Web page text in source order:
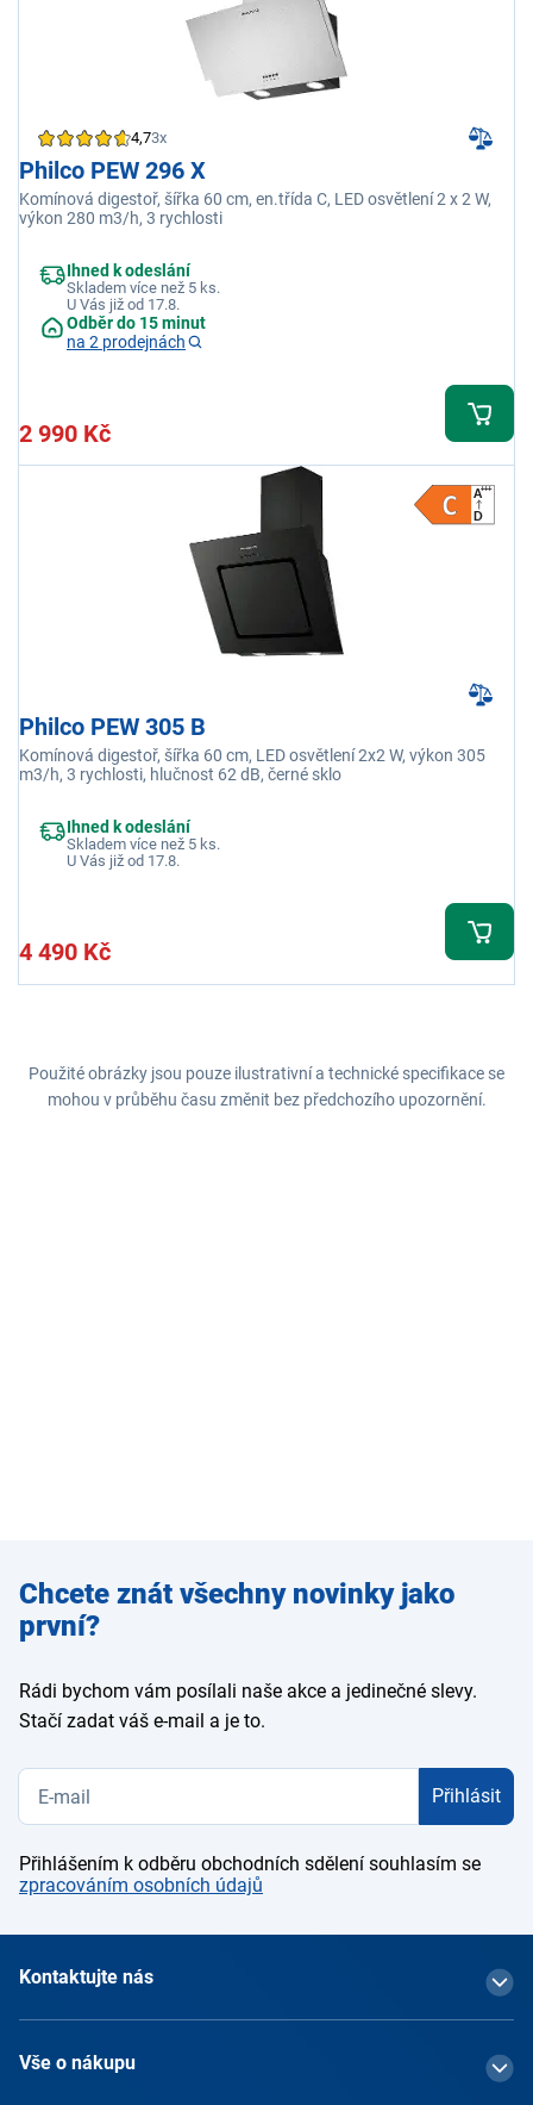
4,73x
Philco PEW 296 X
Komínová digestoř, šířka 60 cm, en.třída C, LED osvětlení 2 x 2 W,
výkon 280 m3/h, 3 rychlosti
Ihned k odeslání
Skladem více než 5 ks.
U Vás již od 17.8.
Odběr do 15 minut
na 2 prodejnách
2 990 Kč
Philco PEW 305 B
Komínová digestoř, šířka 60 cm, LED osvětlení 2x2 W, výkon 305
m3/h, 3 rychlosti, hlučnost 62 dB, černé sklo
Ihned k odeslání
Skladem více než 5 ks.
U Vás již od 17.8.
4 490 Kč
Použité obrázky jsou pouze ilustrativní a technické specifikace se
mohou v průběhu času změnit bez předchozího upozornění.
Zadejte
e-mail
Chcete znát všechny novinky jako
první?
Rádi bychom vám posílali naše akce a jedinečné slevy.
Stačí zadat váš e-mail a je to.
Přihlásit
Přihlášením k odběru obchodních sdělení souhlasím se
zpracováním osobních údajů
Kontaktujte nás
Vše o nákupu